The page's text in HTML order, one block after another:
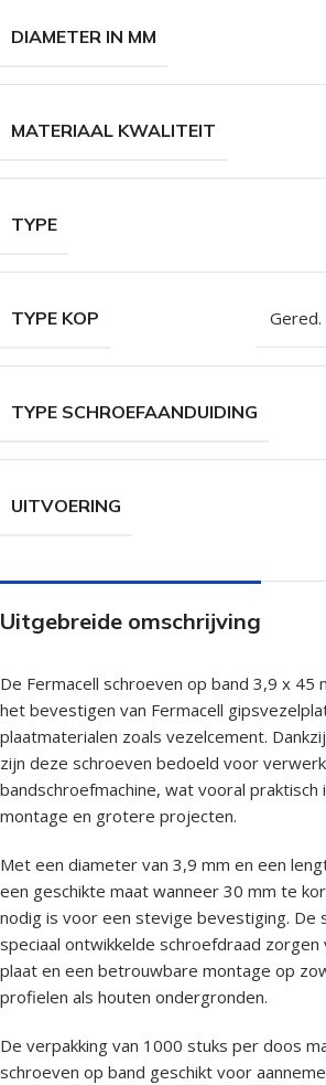
DIAMETER IN MM
MATERIAAL KWALITEIT
TYPE
TYPE KOP
TYPE SCHROEFAANDUIDING
UITVOERING
Uitgebreide omschrijving
De Fermacell schroeven op band 3,9 x 45
het bevestigen van Fermacell
plaatmaterialen zoals vezelcement.
zijn deze schroeven bedoeld voor
bandschroefmachine, wat vooral
montage en grotere projecten.
Met een diameter van 3,9 mm en een
een geschikte maat wanneer 30 mm te
nodig is voor een stevige bevestiging. De
speciaal ontwikkelde schroefdraad
plaat en een betrouwbare montage op
profielen als houten ondergronden.
De verpakking van 1000 stuks per doos
schroeven op band geschikt voor